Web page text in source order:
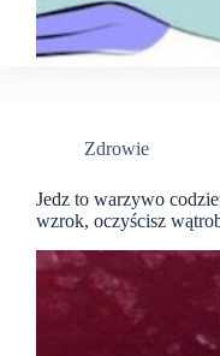
Zdrowie
Jedz to warzywo
wzrok, oczyścisz